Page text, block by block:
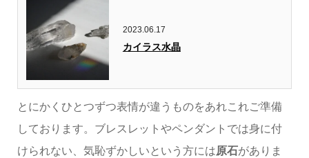
2023.06.17
カイラス水晶
とにかくひとつずつ表情が違うものをあれこれご準備
しております。ブレスレットやペンダントでは身に付
けられない、気恥ずかしいという方には原石がありま